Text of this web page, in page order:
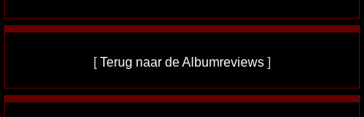
[Terug naar de Albumreviews ]